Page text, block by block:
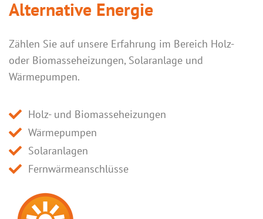
Alternative Energie
Zählen Sie auf unsere Erfahrung im Bereich Holz-
oder Biomasseheizungen, Solaranlage und
Wärmepumpen.
Holz- und Biomasseheizungen
Wärmepumpen
Solaranlagen
Fernwärmeanschlüsse